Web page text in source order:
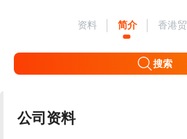
资料 简介 香港
搜索
公司资料